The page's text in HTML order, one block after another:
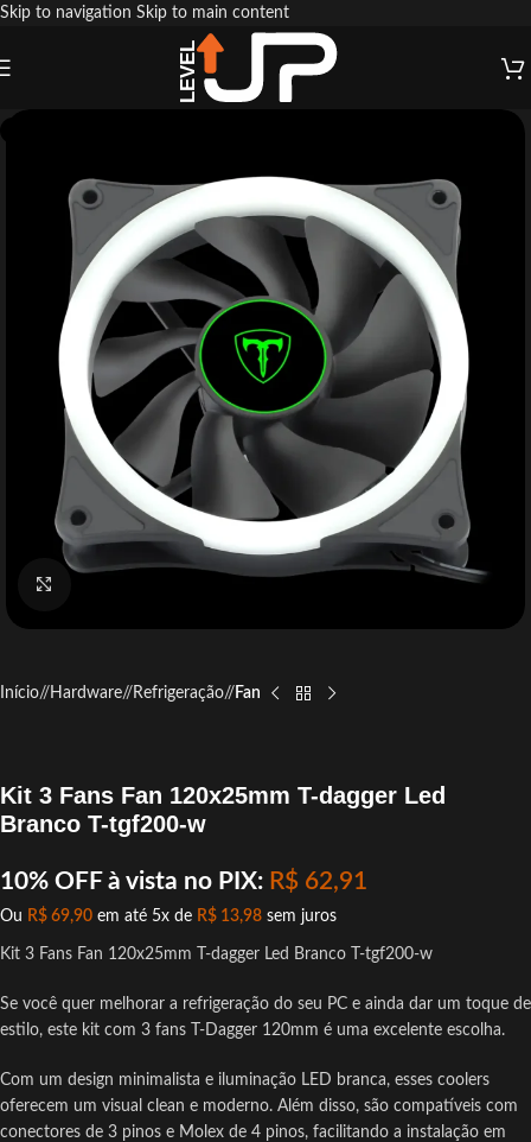
Skip to navigation Skip to main content
Início/ Hardware/ Refrigeração/ Fan
Kit 3 Fans Fan 120x25mm T-dagger Led
Branco T-tgf200-w
10% OFF à vista no PIX: R$ 62,91
Ou R$ 69,90 em até 5x de R$ 13,98 sem juros
Kit 3 Fans Fan 120x25mm T-dagger Led Branco T-tgf200-w
Se você quer melhorar a refrigeração do seu PC e ainda dar um toque de
estilo, este kit com 3 fans T-Dagger 120mm é uma excelente escolha.
Com um design minimalista e iluminação LED branca, esses coolers
oferecem um visual clean e moderno. Além disso, são compatíveis com
conectores de 3 pinos e Molex de 4 pinos, facilitando a instalação em